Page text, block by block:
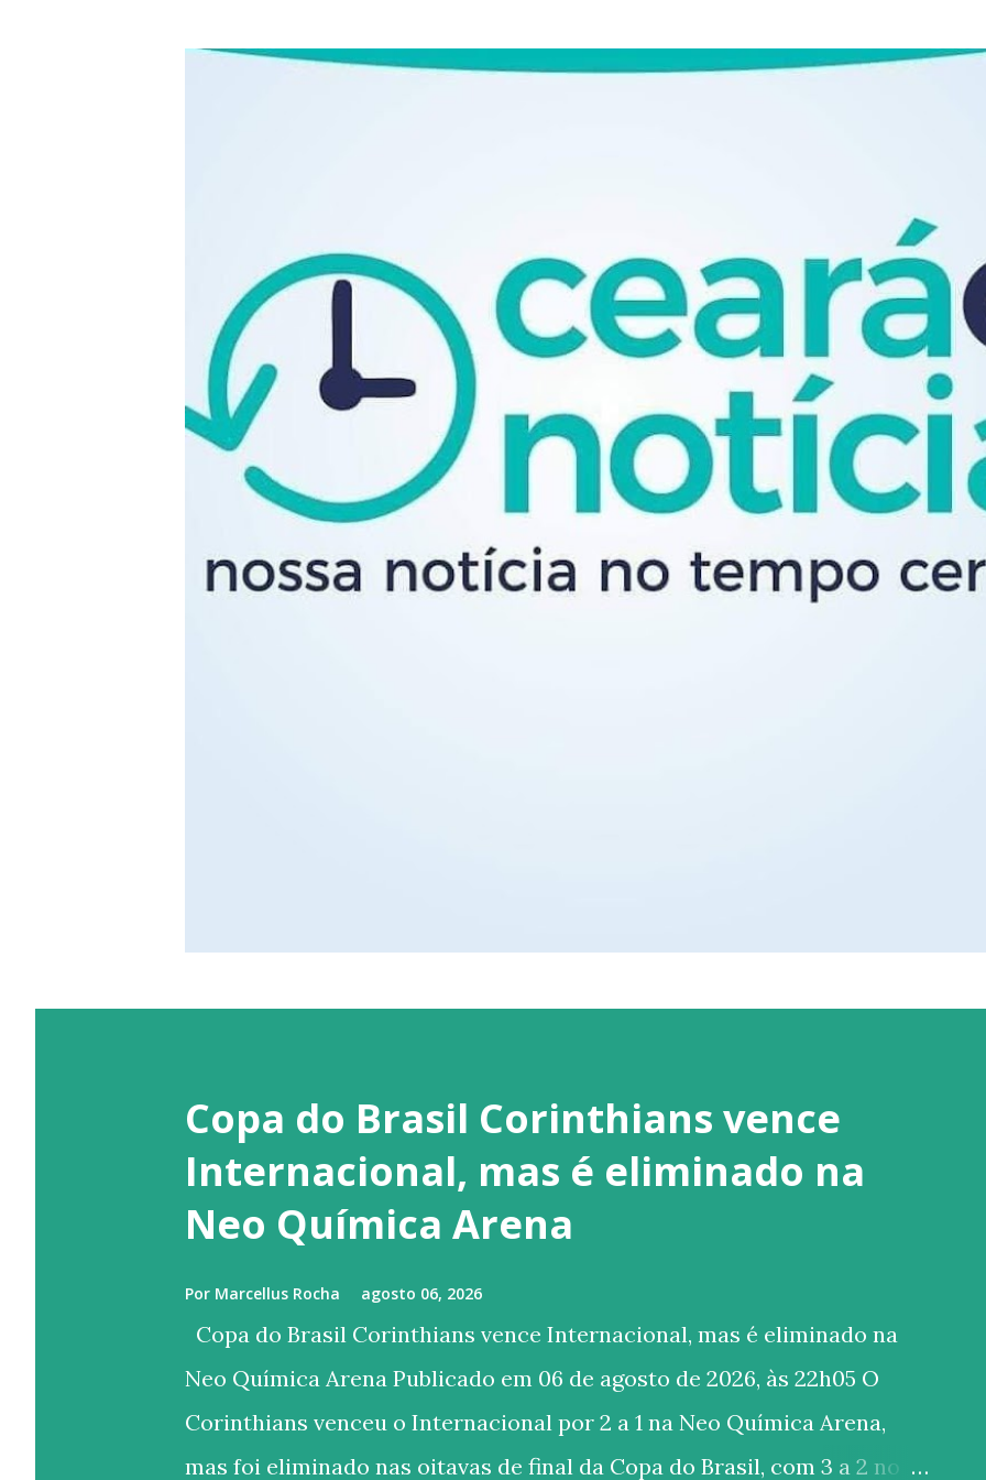
Copa do Brasil Corinthians vence
Internacional, mas é eliminado na
Neo Química Arena
Por Marcellus Rocha agosto 06, 2026
Copa do Brasil Corinthians vence Internacional, mas é eliminado na
Neo Química Arena Publicado em 06 de agosto de 2026, às 22h05 O
Corinthians venceu o Internacional por 2 a 1 na Neo Química Arena,
mas foi eliminado nas oitavas de final da Copa do Brasil, com 3 a 2 no